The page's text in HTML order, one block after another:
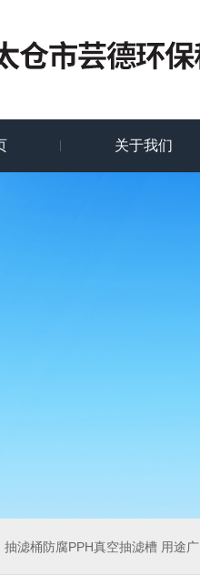
关于我们
抽滤桶防腐PPH真空抽滤槽 用途广